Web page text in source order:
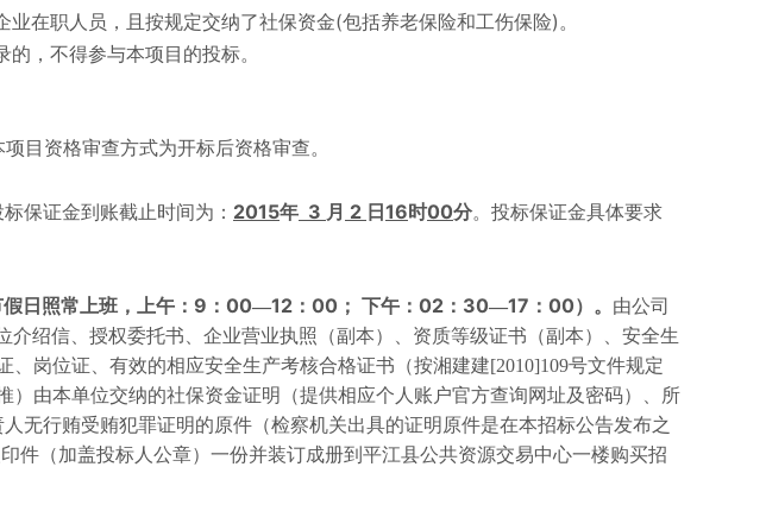
业在职人员，且按规定交纳了社保资金(包括养老保险和工伤保险) 。
的，不得参与本项目的投标。
项目资格审查方式为开标后资格审查。
保证金到账截止时间为： 2015年 3 月 2 日 16 时00分。投标保证金具体要求
日照常上班，上午： 9 ： 00—12 ： 00 ； 下午： 02 ： 30—17 ： 00）。 由公司
介绍信、授权委托书、企业营业执照（副本）、资质等级证书（副本）、安全生
岗位证、有效的相应安全生产考核合格证书（按湘建建[2010]109号文件规定
）由本单位交纳的社保资金证明（提供相应个人账户官方查询网址及密码）、所
无行贿受贿犯罪证明的原件（检察机关出具的证明原件是在本招标公告发布之
件（加盖投标人公章）一份并装订成册到平江县公共资源交易中心一楼购买招